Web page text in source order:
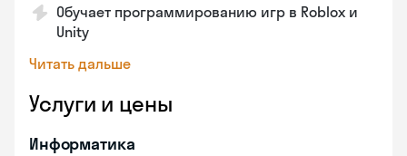
Обучает программированию игр в Roblox и
Unity
Читать дальше
Услуги и цены
Информатика